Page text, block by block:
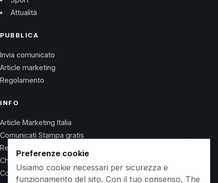
Attualità
PUBBLICA
Invia comunicato
Article marketing
Regolamento
INFO
Article Marketing Italia
Comunicati Stampa gratis
Regolamento
Chi Siamo
Contatti
Preferenze cookie
Usiamo cookie necessari per sicurezza e
funzionamento del sito. Con il tuo consenso, The